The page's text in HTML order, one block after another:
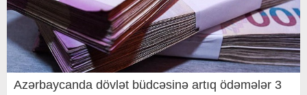
Azərbaycanda dövlət büdcəsinə artıq ödəmələr 3